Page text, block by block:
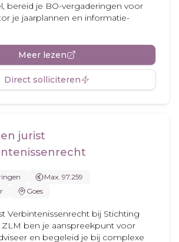
bereid je BO-vergaderingen voor
je jaarplannen en informatie-
Meer lezen
Direct solliciteren
jurist
Max. 97.259
Goes
Verbintenissenrecht bij Stichting
ZLM ben je aanspreekpunt voor
en begeleid je bij complexe